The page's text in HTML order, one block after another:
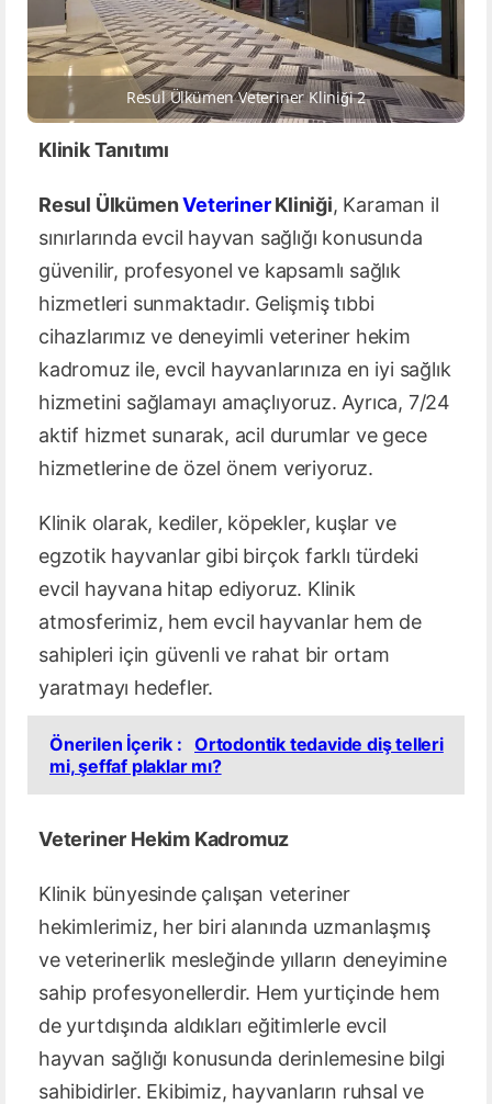
Resul Ülkümen Veteriner Kliniği 2
Klinik Tanıtımı
Resul ÜlkümenVeterinerKliniği, Karaman il
sınırlarında evcil hayvan sağlığı konusunda
güvenilir, profesyonel ve kapsamlı sağlık
hizmetleri sunmaktadır. Gelişmiş tıbbi
cihazlarımız ve deneyimli veteriner hekim
kadromuz ile, evcil hayvanlarınıza en iyi sağlık
hizmetini sağlamayı amaçlıyoruz. Ayrıca, 7/24
aktif hizmet sunarak, acil durumlar ve gece
hizmetlerine de özel önem veriyoruz.
Klinik olarak, kediler, köpekler, kuşlar ve
egzotik hayvanlar gibi birçok farklı türdeki
evcil hayvana hitap ediyoruz. Klinik
atmosferimiz, hem evcil hayvanlar hem de
sahipleri için güvenli ve rahat bir ortam
yaratmayı hedefler.
Önerilen İçerik :
Ortodontik tedavide diş telleri
mi, şeffaf plaklar mı?
Veteriner Hekim Kadromuz
Klinik bünyesinde çalışan veteriner
hekimlerimiz, her biri alanında uzmanlaşmış
ve veterinerlik mesleğinde yılların deneyimine
sahip profesyonellerdir. Hem yurtiçinde hem
de yurtdışında aldıkları eğitimlerle evcil
hayvan sağlığı konusunda derinlemesine bilgi
sahibidirler. Ekibimiz, hayvanların ruhsal ve